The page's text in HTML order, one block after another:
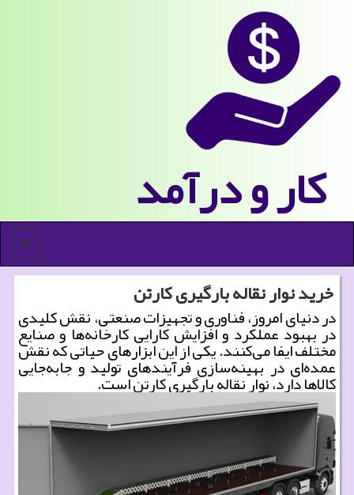
كار و درآمد
منو
خرید نوار نقاله بارگیری کارتن
در دنیای امروز، فناوری و تجهیزات صنعتی، نقش کلیدی
در بهبود عملکرد و افزایش کارایی کارخانه‌ها و صنایع
مختلف ایفا می‌کنند. یکی از این ابزارهای حیاتی که نقش
عمده‌ای در بهینه‌سازی فرآیندهای تولید و جابه‌جایی
کالاها دارد، نوار نقاله بارگیری کارتن است.